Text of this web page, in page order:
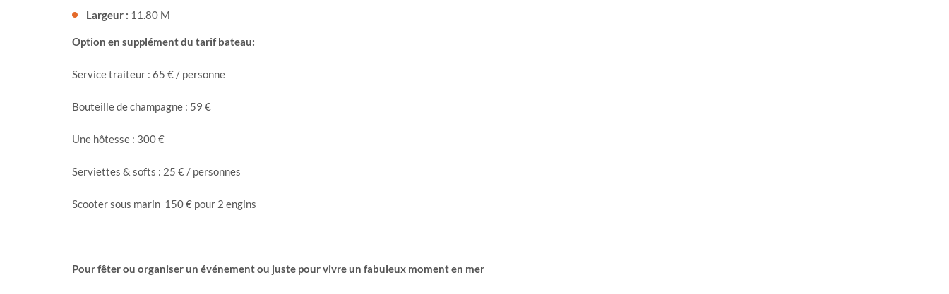
Largeur : 11.80 M
Option en supplément du tarif bateau:
Service traiteur : 65 € / personne
Bouteille de champagne : 59 €
Une hôtesse : 300 €
Serviettes & softs : 25 € / personnes
Scooter sous marin 150 € pour 2 engins
Pour fêter ou organiser un événement ou juste pour vivre un fabuleux moment en mer